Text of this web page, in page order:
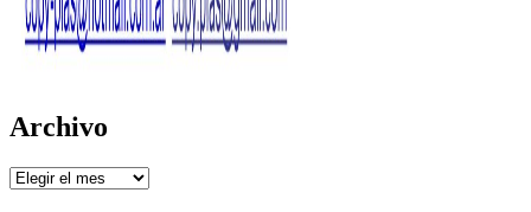
Archivo
Archivo